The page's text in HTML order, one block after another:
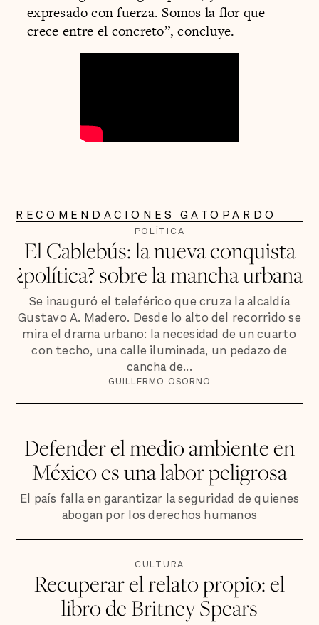
expresado con fuerza. Somos la flor que
crece entre el concreto”, concluye.
RECOMENDACIONES GATOPARDO
POLÍTICA
El Cablebús: la nueva conquista
¿política? sobre la mancha urbana
Se inauguró el teleférico que cruza la alcaldía
Gustavo A. Madero. Desde lo alto del recorrido se
mira el drama urbano: la necesidad de un cuarto
con techo, una calle iluminada, un pedazo de
cancha de...
GUILLERMO OSORNO
Defender el medio ambiente en
México es una labor peligrosa
El país falla en garantizar la seguridad de quienes
abogan por los derechos humanos
CULTURA
Recuperar el relato propio: el
libro de Britney Spears